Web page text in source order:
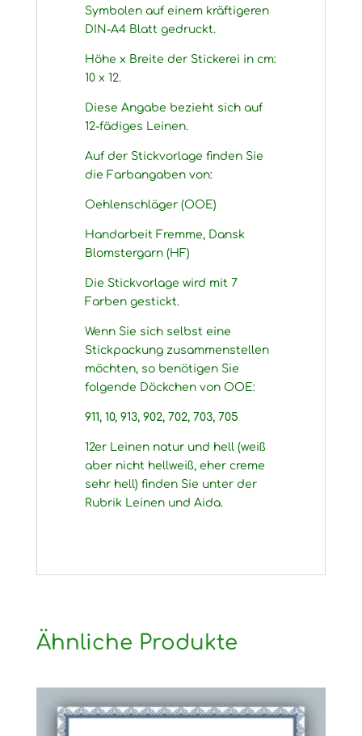
Symbolen auf einem kräftigeren
DIN-A4 Blatt gedruckt.
Höhe x Breite der Stickerei in cm:
10 x 12.
Diese Angabe bezieht sich auf
12-fädiges Leinen.
Auf der Stickvorlage finden Sie
die Farbangaben von:
Oehlenschläger (OOE)
Handarbeit Fremme, Dansk
Blomstergarn (HF)
Die Stickvorlage wird mit 7
Farben gestickt.
Wenn Sie sich selbst eine
Stickpackung zusammenstellen
möchten, so benötigen Sie
folgende Döckchen von OOE:
911, 10, 913, 902, 702, 703, 705
12er Leinen natur und hell (weiß
aber nicht hellweiß, eher creme
sehr hell) finden Sie unter der
Rubrik Leinen und Aida.
Ähnliche Produkte